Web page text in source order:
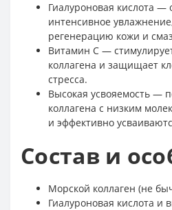
Гиалуроновая кислота —
интенсивное
регенерацию кожи и
Витамин C —
коллагена и защищает
стресса.
Высокая усвояемость —
коллагена с низким
и эффективно
Состав и
Морской коллаген (не
Гиалуроновая кислота и